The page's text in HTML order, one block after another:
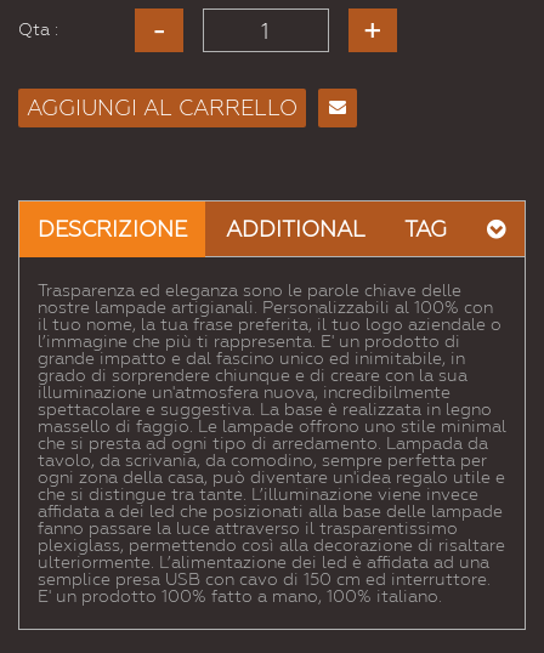
Qta :
AGGIUNGI AL CARRELLO
Amico
DESCRIZIONE ADDITIONAL TAG
Trasparenza ed eleganza sono le parole chiave delle
nostre lampade artigianali. Personalizzabili al 100% con
il tuo nome, la tua frase preferita, il tuo logo aziendale o
l’immagine che più ti rappresenta. E' un prodotto di
grande impatto e dal fascino unico ed inimitabile, in
grado di sorprendere chiunque e di creare con la sua
illuminazione un'atmosfera nuova, incredibilmente
spettacolare e suggestiva. La base è realizzata in legno
massello di faggio. Le lampade offrono uno stile minimal
che si presta ad ogni tipo di arredamento. Lampada da
tavolo, da scrivania, da comodino, sempre perfetta per
ogni zona della casa, può diventare un'idea regalo utile e
che si distingue tra tante. L’illuminazione viene invece
affidata a dei led che posizionati alla base delle lampade
fanno passare la luce attraverso il trasparentissimo
plexiglass, permettendo così alla decorazione di risaltare
ulteriormente. L’alimentazione dei led è affidata ad una
semplice presa USB con cavo di 150 cm ed interruttore.
E' un prodotto 100% fatto a mano, 100% italiano.